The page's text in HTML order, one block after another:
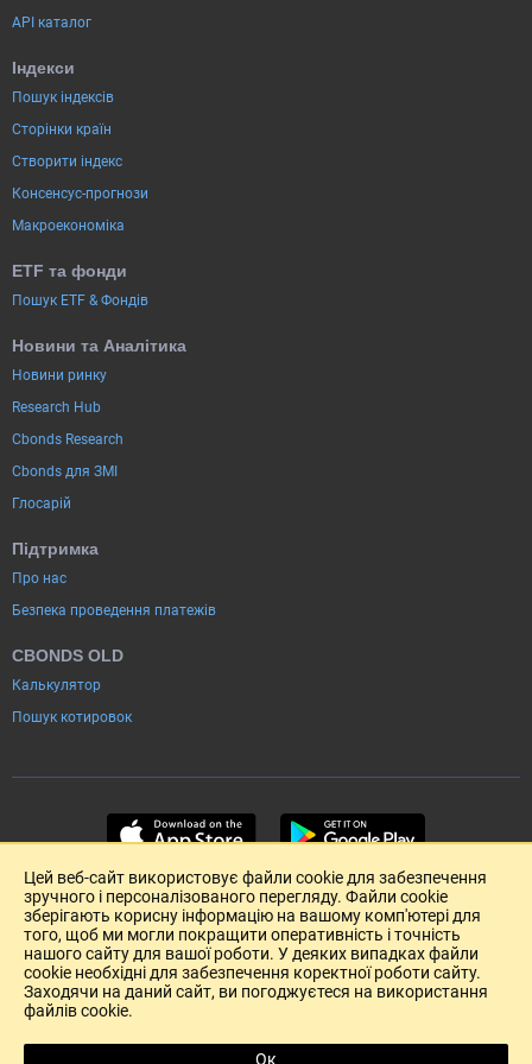
API каталог
Індекси
Пошук індексів
Сторінки країн
Створити індекс
Консенсус-прогнози
Макроекономіка
ETF та фонди
Пошук ETF & Фондів
Новини та Аналітика
Новини ринку
Research Hub
Cbonds Research
Cbonds для ЗМІ
Глосарій
Підтримка
Про нас
Безпека проведення платежів
CBONDS OLD
Калькулятор
Пошук котировок
Розміщення реклами
Цей веб-сайт використовує файли cookie для забезпечення
зручного і персоналізованого перегляду. Файли cookie
зберігають корисну інформацію на вашому комп'ютері для
того, щоб ми могли покращити оперативність і точність
нашого сайту для вашої роботи. У деяких випадках файли
cookie необхідні для забезпечення коректної роботи сайту.
Заходячи на даний сайт, ви погоджуєтеся на використання
файлів cookie.
Ок